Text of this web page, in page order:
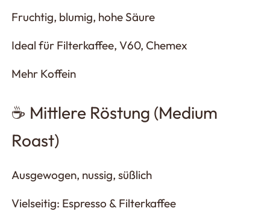
Fruchtig, blumig, hohe Säure
Ideal für Filterkaffee, V60, Chemex
Mehr Koffein
☕ Mittlere Röstung (Medium
Roast)
Ausgewogen, nussig, süßlich
Vielseitig: Espresso & Filterkaffee